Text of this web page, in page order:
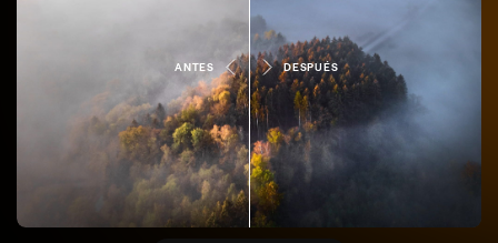
ANTES DESPUÉS